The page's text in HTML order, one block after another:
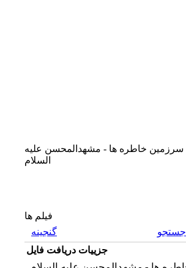
سرزمين خاطره ها - مشهدالمحسن عليه
السلام
فیلم ها
گنجینه
جستجو
جزییات دریافت فایل